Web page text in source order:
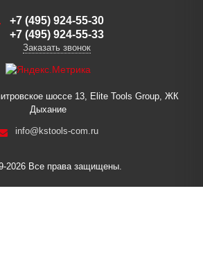
+7 (495) 924-55-30
+7 (495) 924-55-33
Заказать звонок
шоссе 13, Elite Tools Group, ЖК
Дыхание
info@kstools-com.ru
2026 Все права защищены.